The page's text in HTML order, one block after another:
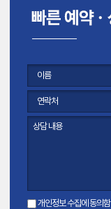
개인정보 수집에 동의함